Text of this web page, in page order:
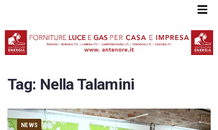
Tag: Nella Talamini
NEWS